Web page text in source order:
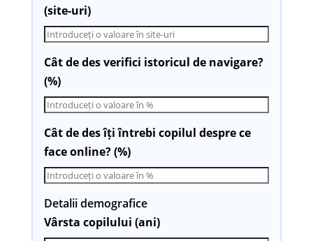
(site-uri)
Cât de des verifici istoricul de navigare?
(%)
Cât de des îți întrebi copilul despre ce
face online? (%)
Detalii demografice
Vârsta copilului (ani)